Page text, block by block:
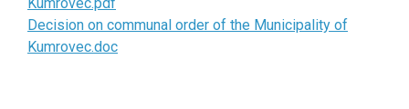
Decision on communal order of the Municipality of
Kumrovec.doc